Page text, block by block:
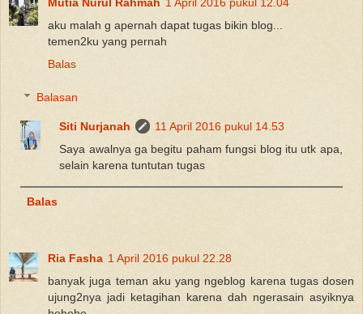
aku malah g apernah dapat tugas bikin blog...
temen2ku yang pernah
Balas
Balasan
Siti Nurjanah
11 April 2016 pukul 14.53
Saya awalnya ga begitu paham fungsi blog itu utk apa,
selain karena tuntutan tugas
Balas
Ria Fasha 1 April 2016 pukul 22.28
banyak juga teman aku yang ngeblog karena tugas dosen
ujung2nya jadi ketagihan karena dah ngerasain asyiknya